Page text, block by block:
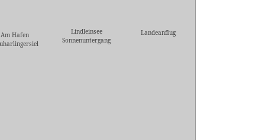
Am Hafen
Lindleinsee
Sonnenuntergang
Landeanflug